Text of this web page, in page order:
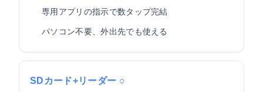
専用アプリの指示で数タップ完結
パソコン不要、外出先でも使える
SDカード+リーダー ○